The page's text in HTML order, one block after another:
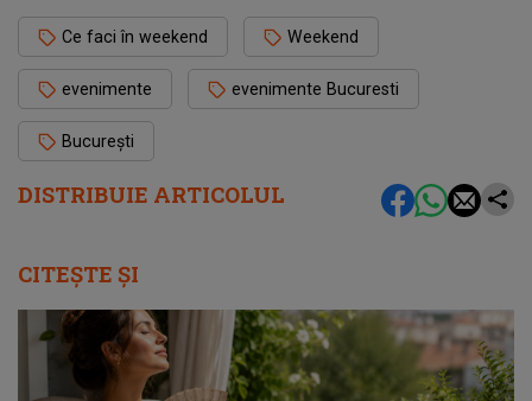
DISTRIBUIE ARTICOLUL
Ce faci în weekend Weekend
evenimente evenimente Bucuresti
București
CITEȘTE ȘI